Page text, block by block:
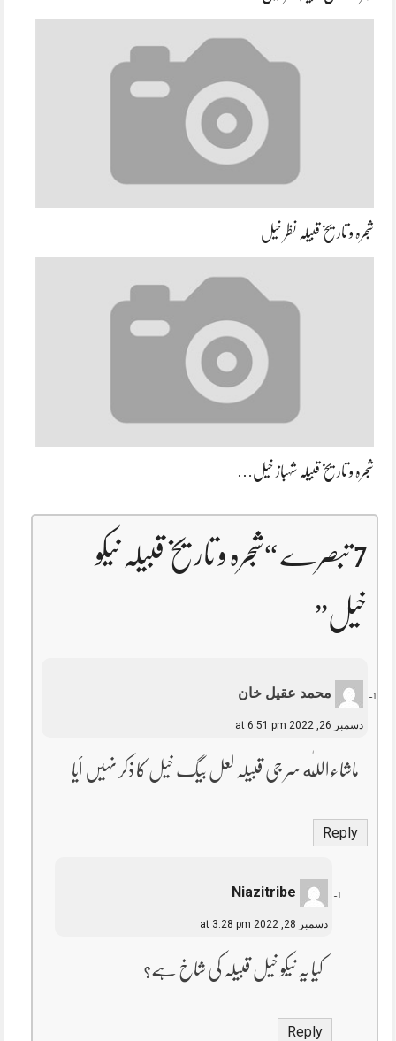
شجرہ و تاریخ قبیلہ نظر خیل
شجرہ و تاریخ قبیلہ شہباز خیل…
7 تبصرے “ شجرہ و تاریخ قبیلہ نیکو
خیل”
محمد عقیل خان
دسمبر 26, 2022 at 6:51 pm
ماشاءاللّٰه سر جی قبیلہ لعل بیگ خیل کا ذکر نہیں أیا
Reply
Niazitribe
دسمبر 28, 2022 at 3:28 pm
کیا یہ نیکو خیل قبیلہ کی شاخ ہے؟
Reply